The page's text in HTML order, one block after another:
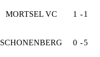
MORTSEL VC 1 -1
SCHONENBERG 0 -5